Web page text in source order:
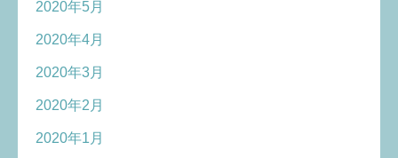
2020年5月
2020年4月
2020年3月
2020年2月
2020年1月